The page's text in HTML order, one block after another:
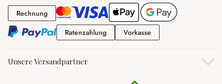
RechnungRechnung
RatenzahlungRatenzahlung
Vorkasse
Unsere Versandpartner